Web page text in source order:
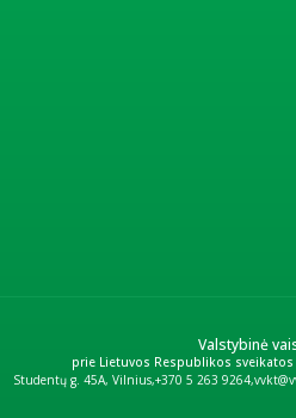
Valstybinė
prie Lietuvos Respublikos
Studentų g. 45A, Vilnius +370 5 263 9264